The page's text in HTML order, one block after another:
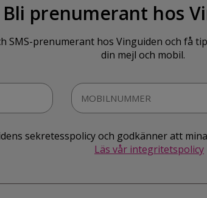
Bli prenumerant hos
SMS-prenumerant hos Vinguiden och få
din mejl och mobil.
sekretesspolicy och godkänner att
Läs vår integritetspolicy